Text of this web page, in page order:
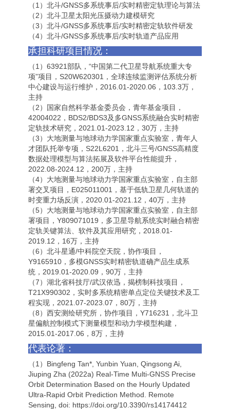
（1）北斗/GNSS多系统事后/实时精密定轨理论与算法
（2）北斗卫星太阳光压摄动力建模研究
（3）北斗/GNSS多系统事后/实时精密定轨软件研发
（4）北斗/GNSS多系统事后/实时轨道产品应用
承担科研项目情况：
（1）63921部队，“中国第二代卫星导航系统重大专
项”项目，S20W620301，全球连续监测评估系统分析
中心建设与运行维护，2016.01-2020.06，103.3万，
主持
（2）国家自然科学基金委员会，青年基金项目，
42004022，BDS2/BDS3及多GNSS系统融合实时精密
定轨技术研究，2021.01-2023.12，30万，主持
（3）大地测量与地球动力学国家重点实验室，青年人
才团队托举专项，S22L6201，北斗三号/GNSS高精度
数据处理模型与算法拓展及软件平台性能提升，
2022.08-2024.12，200万，主持
（4）大地测量与地球动力学国家重点实验室，自主部
署交叉项目，E025011001，基于低轨卫星几何轨道的
时变重力场反演，2020.01-2021.12，40万，主持
（5）大地测量与地球动力学国家重点实验室，自主部
署项目，Y809071019，多卫星导航系统实时融合精密
定轨关键算法、软件及其应用研究，2018.01-
2019.12，16万，主持
（6）北斗星通/中科院空天院，协作项目，
Y9165910，多模GNSS实时精密轨道确产品生成系
统，2019.01-2020.09，90万，主持
（7）湖北省科技厅/武汉依迅，揭榜制科技项目，
T21X990302，实时多系统精密单点定位关键技术及工
程实现，2021.07-2023.07，80万，主持
（8）西安测绘研究所，协作项目，Y716231，北斗卫
星偏航控制模式下测量模型和动力学模型构建，
2015.01-2017.06，8万，主持
代表论著：
（1）Bingfeng Tan*, Yunbin Yuan, Qingsong Ai,
Jiuping Zha (2022a) Real-Time Multi-GNSS Precise
Orbit Determination Based on the Hourly Updated
Ultra-Rapid Orbit Prediction Method. Remote
Sensing, doi: https://doi.org/10.3390/rs14174412